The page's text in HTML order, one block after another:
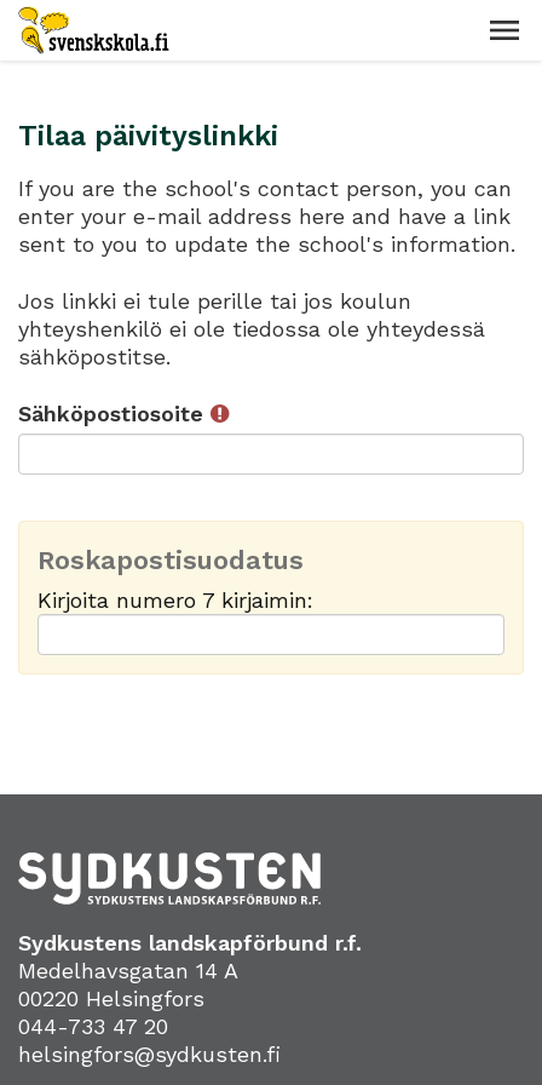
Tilaa päivityslinkki
If you are the school's contact person, you can
enter your e-mail address here and have a link
sent to you to update the school's information.
Jos linkki ei tule perille tai jos koulun
yhteyshenkilö ei ole tiedossa ole yhteydessä
sähköpostitse.
Sähköpostiosoite
Roskapostisuodatus
Kirjoita numero 7 kirjaimin:
Sydkustens landskapförbund r.f.
Medelhavsgatan 14 A
00220 Helsingfors
044-733 47 20
helsingfors@sydkusten.fi